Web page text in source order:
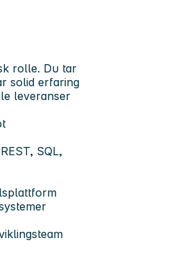
rolle. Du tar
solid erfaring
leveranser
SQL,